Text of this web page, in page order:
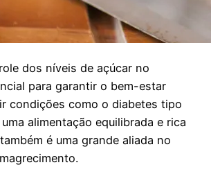
dos níveis de açúcar no
para garantir o bem-estar
condições como o diabetes tipo
alimentação equilibrada e rica
é uma grande aliada no